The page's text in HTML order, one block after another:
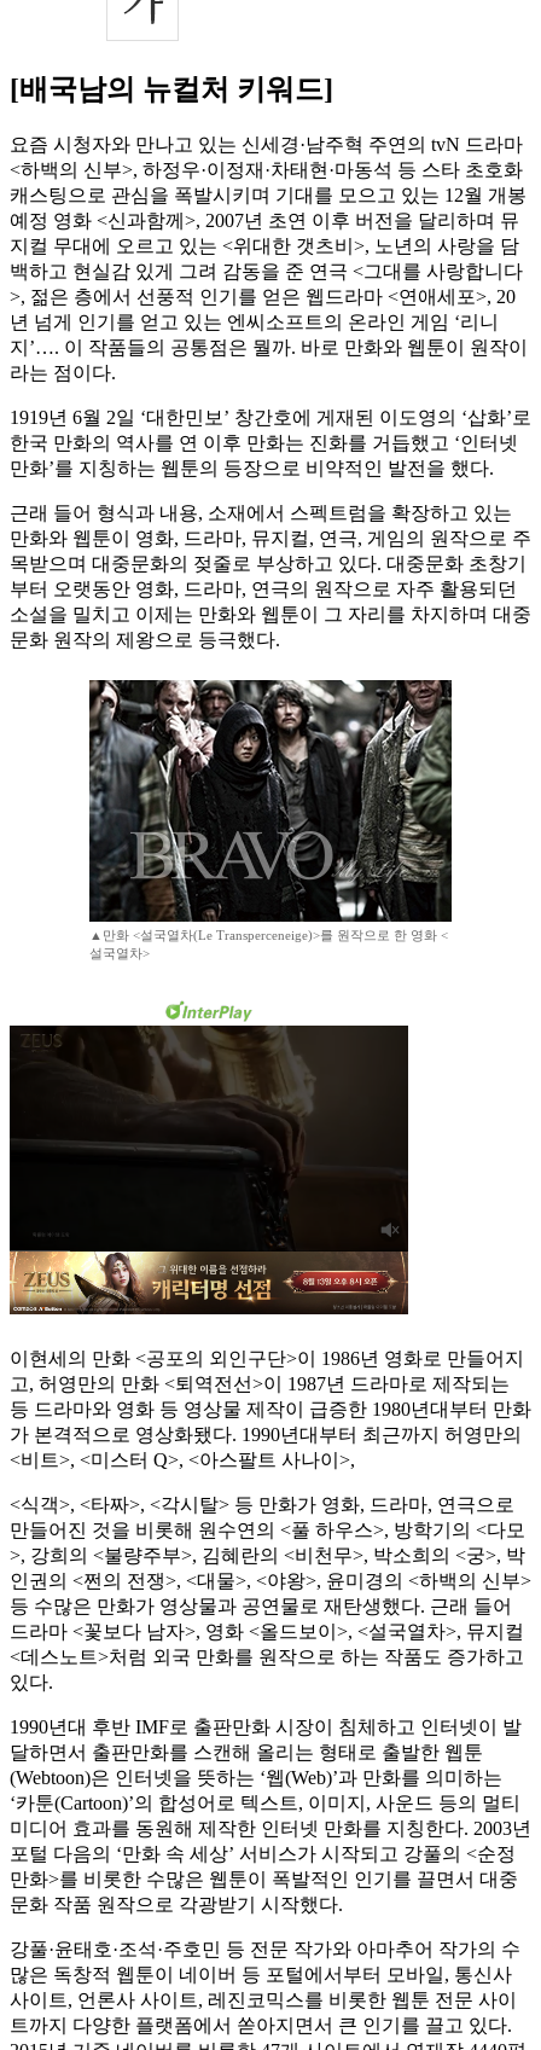
[배국남의 뉴컬처 키워드]
요즘 시청자와 만나고 있는 신세경·남주혁 주연의 tvN 드라마
<하백의 신부>, 하정우·이정재·차태현·마동석 등 스타 초호화
캐스팅으로 관심을 폭발시키며 기대를 모으고 있는 12월 개봉
예정 영화 <신과함께>, 2007년 초연 이후 버전을 달리하며 뮤
지컬 무대에 오르고 있는 <위대한 갯츠비>, 노년의 사랑을 담
백하고 현실감 있게 그려 감동을 준 연극 <그대를 사랑합니다
>, 젊은 층에서 선풍적 인기를 얻은 웹드라마 <연애세포>, 20
년 넘게 인기를 얻고 있는 엔씨소프트의 온라인 게임 ‘리니
지’…. 이 작품들의 공통점은 뭘까. 바로 만화와 웹툰이 원작이
라는 점이다.
1919년 6월 2일 ‘대한민보’ 창간호에 게재된 이도영의 ‘삽화’로
한국 만화의 역사를 연 이후 만화는 진화를 거듭했고 ‘인터넷
만화’를 지칭하는 웹툰의 등장으로 비약적인 발전을 했다.
근래 들어 형식과 내용, 소재에서 스펙트럼을 확장하고 있는
만화와 웹툰이 영화, 드라마, 뮤지컬, 연극, 게임의 원작으로 주
목받으며 대중문화의 젖줄로 부상하고 있다. 대중문화 초창기
부터 오랫동안 영화, 드라마, 연극의 원작으로 자주 활용되던
소설을 밀치고 이제는 만화와 웹툰이 그 자리를 차지하며 대중
문화 원작의 제왕으로 등극했다.
▲만화 <설국열차(Le Transperceneige)>를 원작으로 한 영화 <
설국열차>
이현세의 만화 <공포의 외인구단>이 1986년 영화로 만들어지
고, 허영만의 만화 <퇴역전선>이 1987년 드라마로 제작되는
등 드라마와 영화 등 영상물 제작이 급증한 1980년대부터 만화
가 본격적으로 영상화됐다. 1990년대부터 최근까지 허영만의
<비트>, <미스터 Q>, <아스팔트 사나이>,
<식객>, <타짜>, <각시탈> 등 만화가 영화, 드라마, 연극으로
만들어진 것을 비롯해 원수연의 <풀 하우스>, 방학기의 <다모
>, 강희의 <불량주부>, 김혜란의 <비천무>, 박소희의 <궁>, 박
인권의 <쩐의 전쟁>, <대물>, <야왕>, 윤미경의 <하백의 신부>
등 수많은 만화가 영상물과 공연물로 재탄생했다. 근래 들어
드라마 <꽃보다 남자>, 영화 <올드보이>, <설국열차>, 뮤지컬
<데스노트>처럼 외국 만화를 원작으로 하는 작품도 증가하고
있다.
1990년대 후반 IMF로 출판만화 시장이 침체하고 인터넷이 발
달하면서 출판만화를 스캔해 올리는 형태로 출발한 웹툰
(Webtoon)은 인터넷을 뜻하는 ‘웹(Web)’과 만화를 의미하는
‘카툰(Cartoon)’의 합성어로 텍스트, 이미지, 사운드 등의 멀티
미디어 효과를 동원해 제작한 인터넷 만화를 지칭한다. 2003년
포털 다음의 ‘만화 속 세상’ 서비스가 시작되고 강풀의 <순정
만화>를 비롯한 수많은 웹툰이 폭발적인 인기를 끌면서 대중
문화 작품 원작으로 각광받기 시작했다.
강풀·윤태호·조석·주호민 등 전문 작가와 아마추어 작가의 수
많은 독창적 웹툰이 네이버 등 포털에서부터 모바일, 통신사
사이트, 언론사 사이트, 레진코믹스를 비롯한 웹툰 전문 사이
트까지 다양한 플랫폼에서 쏟아지면서 큰 인기를 끌고 있다.